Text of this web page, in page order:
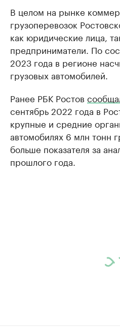
В целом на рынке
грузоперевозок
как юридические лица,
предприниматели. По
2023 года в регионе
грузовых автомобилей.
Ранее РБК Ростов
сентябрь 2022 года в
крупные и средние
автомобилях 6 млн тонн
больше показателя за
прошлого года.